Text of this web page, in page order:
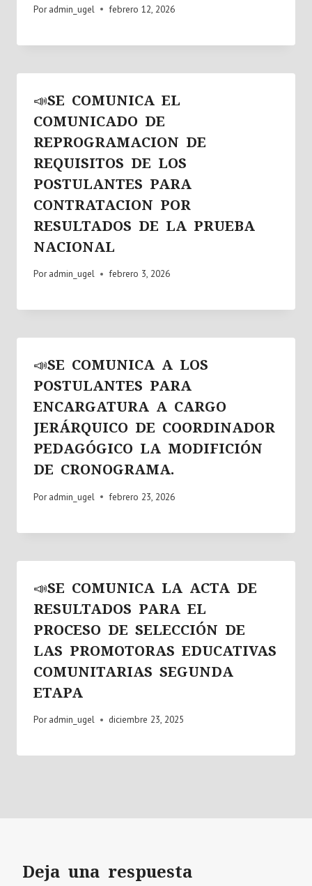
Por admin_ugel febrero 12, 2026
📣SE COMUNICA EL
COMUNICADO DE
REPROGRAMACION DE
REQUISITOS DE LOS
POSTULANTES PARA
CONTRATACION POR
RESULTADOS DE LA PRUEBA
NACIONAL
Por admin_ugel febrero 3, 2026
📣SE COMUNICA A LOS
POSTULANTES PARA
ENCARGATURA A CARGO
JERÁRQUICO DE COORDINADOR
PEDAGÓGICO LA MODIFICIÓN
DE CRONOGRAMA.
Por admin_ugel febrero 23, 2026
📣SE COMUNICA LA ACTA DE
RESULTADOS PARA EL
PROCESO DE SELECCIÓN DE
LAS PROMOTORAS EDUCATIVAS
COMUNITARIAS SEGUNDA
ETAPA
Por admin_ugel diciembre 23, 2025
Deja una respuesta